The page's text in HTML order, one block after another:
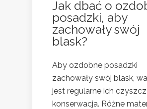
Jak dbać o
posadzki, aby
zachowały swój
blask?
Aby ozdobne posadzki
zachowały swój blask,
jest regularne ich
konserwacja. Różne